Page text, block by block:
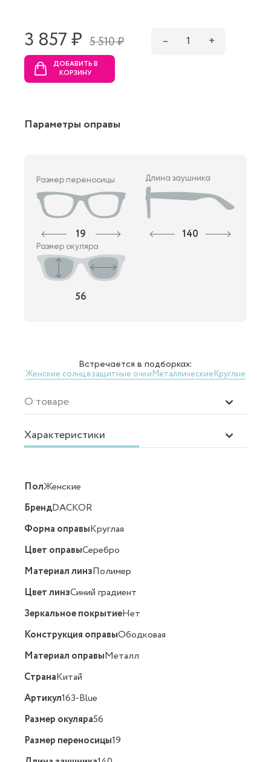
3 857 ₷ 5 510 ₷ – 1 +
ДОБАВИТЬ В
КОРЗИНУ
Параметры оправы
Размер переносицы
19
Длина заушника
140
Размер окуляра
56
Встречается в подборках:
Женские солнцезащитные очкиМеталлическиеКруглые
О товаре
Характеристики
ПолЖенские
БрендDACKOR
Форма оправыКруглая
Цвет оправыСеребро
Материал линзПолимер
Цвет линзСиний градиент
Зеркальное покрытиеНет
Конструкция оправыОбодковая
Материал оправыМеталл
СтранаКитай
Артикул163-Blue
Размер окуляра56
Размер переносицы19